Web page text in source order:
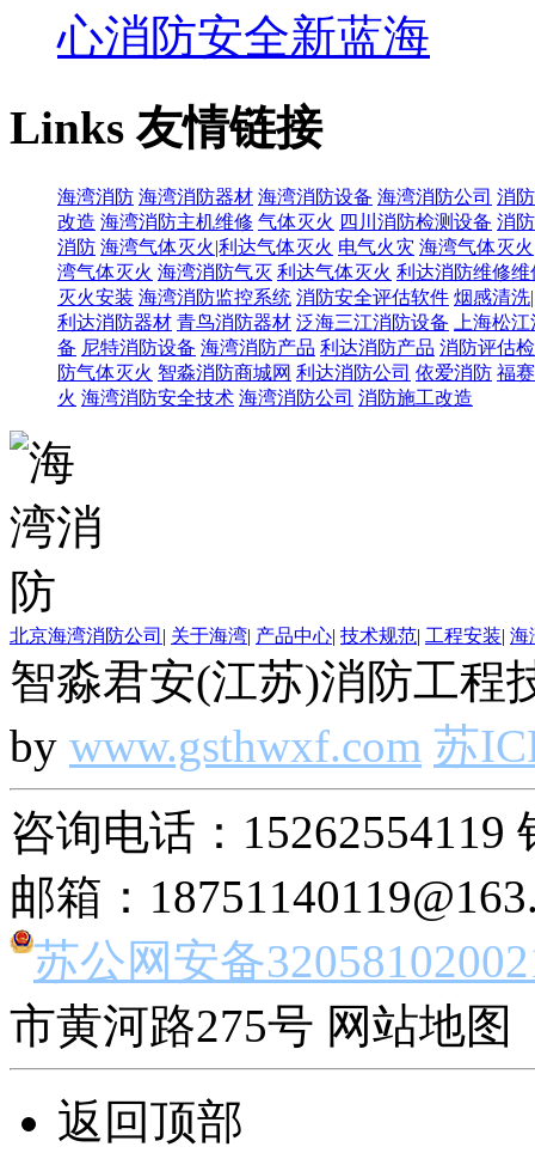
心消防安全新蓝海
Links友情链接
海湾消防 海湾消防器材 海湾消防设备 海湾消防公司 消
改造 海湾消防主机维修 气体灭火 四川消防检测设备 消
消防 海湾气体灭火|利达气体灭火 电气火灾 海湾气体灭
湾气体灭火 海湾消防气灭 利达气体灭火 利达消防维修维
灭火安装 海湾消防监控系统 消防安全评估软件 烟感清洗
利达消防器材 青鸟消防器材 泛海三江消防设备
上海松
备 尼特消防设备 海湾消防产品 利达消防产品 消防评估
防气体灭火 智淼消防商城网 利达消防公司 依爱消防 福
火 海湾消防安全技术 海湾消防公司 消防施工改造
北京海湾消防公司 | 关于海湾| 产品中心| 技术规范| 工程安装| 海
智淼君安(江苏)消防工程
by www.gsthwxf.com 苏
咨询电话：15262554119
邮箱：
苏公网安备
市黄河路275号 网站地图
返回顶部